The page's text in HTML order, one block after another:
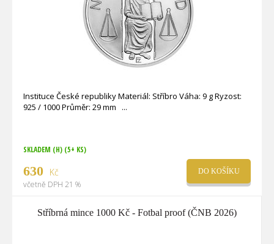
Instituce České republiky Materiál: Stříbro Váha: 9 g Ryzost:
SKLADEM (H) (5+ KS)
630 Kč
včetně DPH 21 %
DO KOŠÍKU
Stříbrná mince 1000 Kč - Fotbal proof (ČNB 2026)